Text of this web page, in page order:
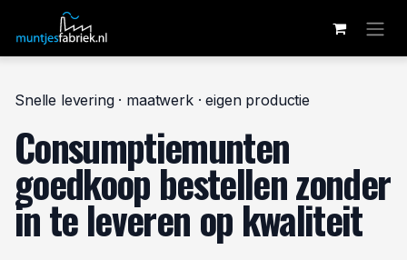
Overslaan naar inhoud
Snelle levering · maatwerk · eigen productie
Consumptiemunten
goedkoop bestellen zonder
in te leveren op kwaliteit